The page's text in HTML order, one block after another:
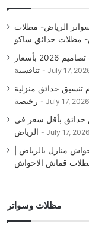
الرياض- مظلات
مظلات حدائق ساكو
مظلات الدرعية بالرياض: أحدث تصاميم 2026 بأسعار
تنافسية
July 17,
تنسيق حدائق منزلية
رخيصة
July 17, 2026
حدائق بأقل سعر في
الرياض
July 17, 2026
منازل بالرياض |
قماش الاحواش
مظلات وسواتر